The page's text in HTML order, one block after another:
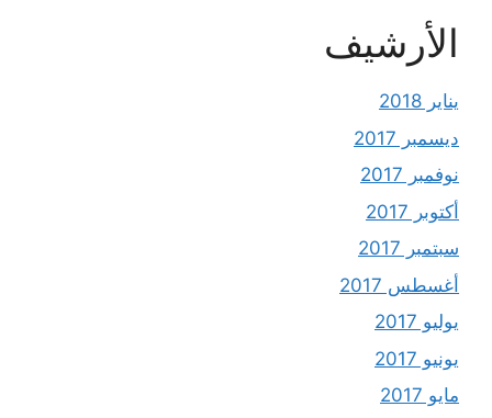
الأرشيف
يناير 2018
ديسمبر 2017
نوفمبر 2017
أكتوبر 2017
سبتمبر 2017
أغسطس 2017
يوليو 2017
يونيو 2017
مايو 2017